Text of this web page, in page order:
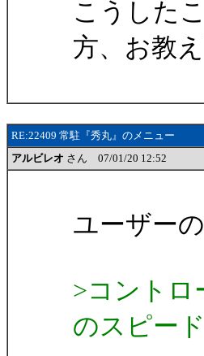
こうした
方、お教え
RE:22409 常駐『秀丸』のメニュー
アルビレオ さん 07/01/20 12:52
ユーザー
>コントロ
のスピー